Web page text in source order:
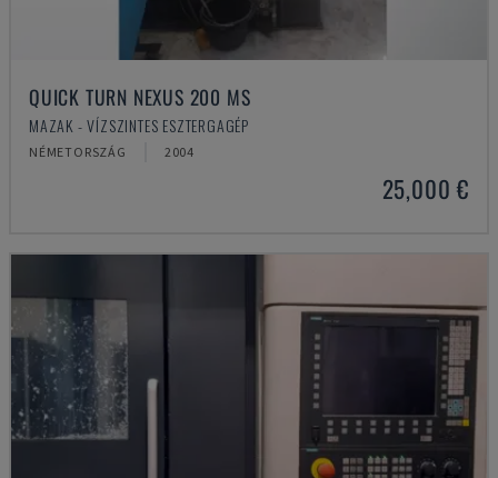
QUICK TURN NEXUS 200 MS
MAZAK - VÍZSZINTES ESZTERGAGÉP
NÉMETORSZÁG 2004
25,000 €